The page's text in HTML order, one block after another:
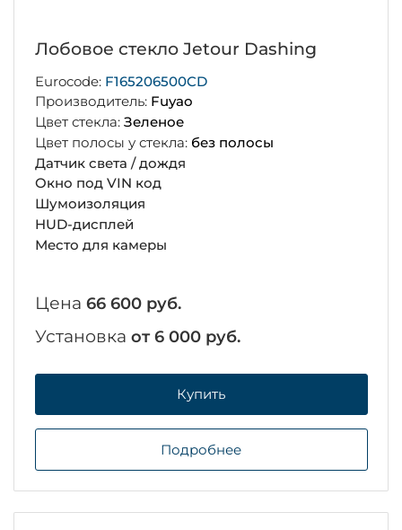
Лобовое стекло Jetour Dashing
Eurocode: F165206500CD
Производитель: Fuyao
Цвет стекла: Зеленое
Цвет полосы у стекла: без полосы
Датчик света / дождя
Окно под VIN код
Шумоизоляция
HUD-дисплей
Место для камеры
Цена 66 600 руб.
Установка от 6 000 руб.
Купить
Подробнее